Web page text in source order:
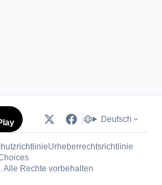
Deutsch
Urheberrechtsrichtlinie
(öffnet in neuem Tab)
Alle Rechte vorbehalten